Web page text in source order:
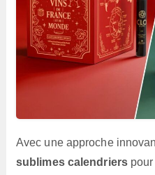
Avec une approche
sublimes calendriers